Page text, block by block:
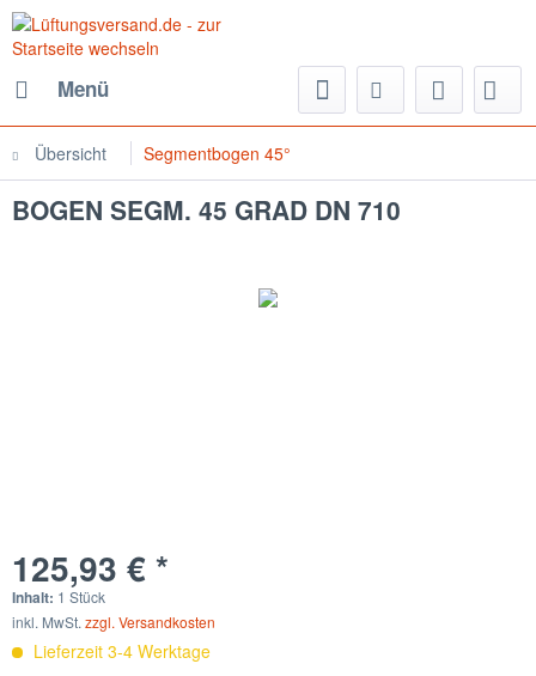
Menü
Übersicht Segmentbogen 45°
BOGEN SEGM. 45 GRAD DN 710
125,93 € *
Inhalt: 1 Stück
inkl. MwSt. zzgl. Versandkosten
Lieferzeit 3-4 Werktage